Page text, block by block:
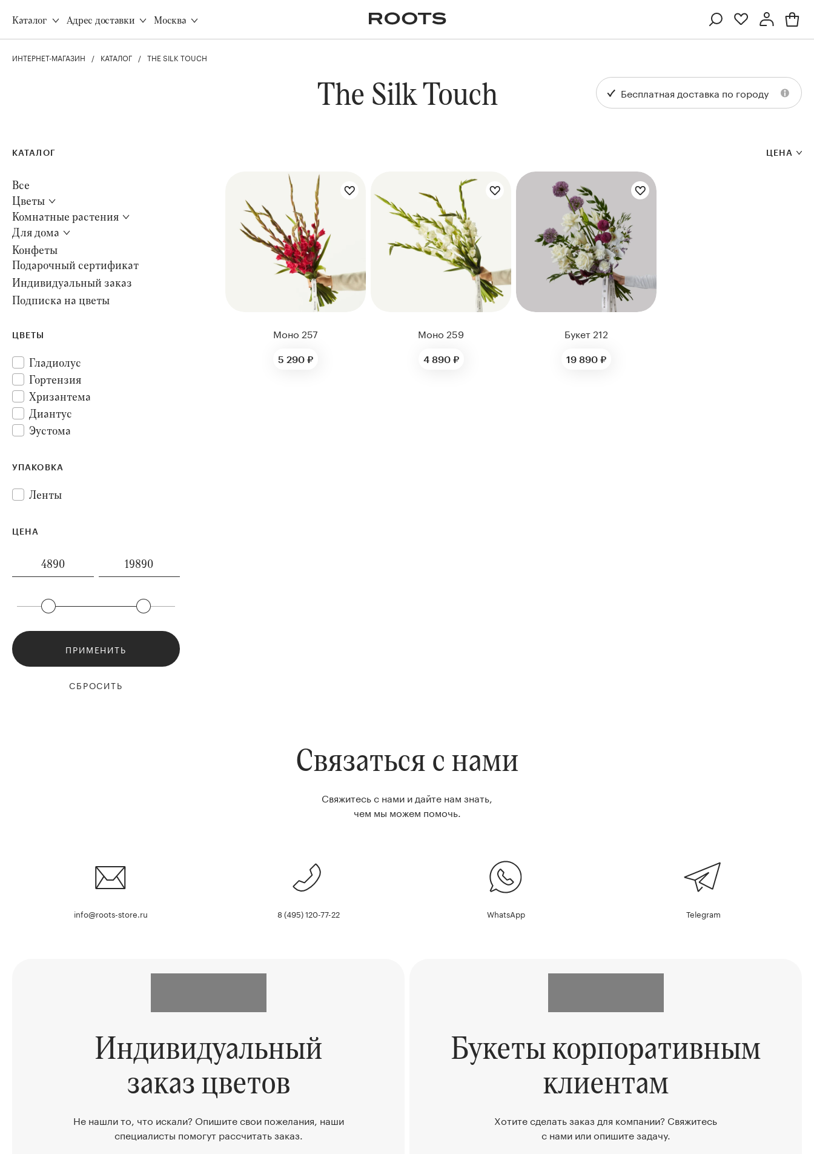
Каталог Адрес доставки Москва
Профиль
Оплата
Программа лояльности
Корпоративным клиентам
8 (495) 120-77-22
Все товары
Неприхотливые растения
TenCollection
ИНТЕРНЕТ-МАГАЗИН КАТАЛОГ THE SILK TOUCH
The Silk Touch Бесплатная доставка по городу
КАТАЛОГ
Все
Цветы
Комнатные растения
Для дома
Конфеты
Подарочный сертификат
Индивидуальный заказ
Подписка на цветы
ЦВЕТЫ
Гладиолус
Гортензия
Хризантема
Диантус
Эустома
Орхидея
Роза
УПАКОВКА
Ленты
ЦЕНА
ПРИМЕНИТЬ
СБРОСИТЬ
ЦЕНА
Цветы букета:
Моно 257
5 290 ₽
Цветы букета:
Моно 259
4 890 ₽
Букет 212
19 890 ₽
Связаться с нами
Свяжитесь с нами и дайте нам знать,
чем мы можем помочь.
info@roots-store.ru 8 (495) 120-77-22 WhatsApp Telegram
Индивидуальный
заказ цветов
Не нашли то, что искали? Опишите свои пожелания, наши
специалисты помогут рассчитать заказ.
Букеты корпоративным
клиентам
Хотите сделать заказ для компании? Свяжитесь
с нами или опишите задачу.